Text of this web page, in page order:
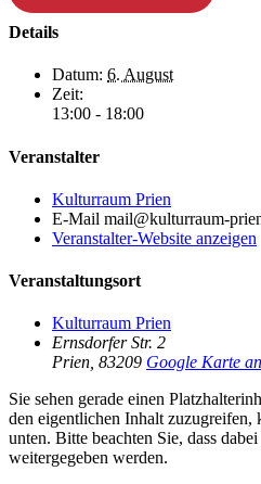
Details
Datum: 6. August
Zeit:
13:00 - 18:00
Veranstalter
Kulturraum Prien
E-Mail mail@kulturraum-
Veranstalter-Website anzeigen
Veranstaltungsort
Kulturraum Prien
Ernsdorfer Str. 2
Prien 83209 Google Karte
Sie sehen gerade einen
den eigentlichen Inhalt zuzugreifen,
unten. Bitte beachten Sie, dass
weitergegeben werden.